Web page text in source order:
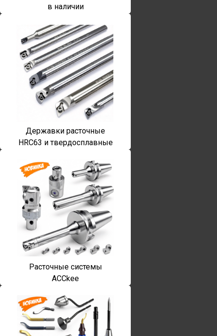
в наличии
Державки расточные
HRC63 и твердосплавные
Расточные системы
ACCkee